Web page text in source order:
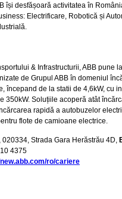
își desfășoară activitatea în
Electrificare, Robotică și
& Infrastructurii, ABB pune
de Grupul ABB în domeniul
începand de la statii de 4,6kW, cu
350kW. Soluțiile acoperă atât
rapidă a autobuzelor
flote de camioane electrice.
020334, Strada Gara Herăstrău 4D,
4375
ro/cariere